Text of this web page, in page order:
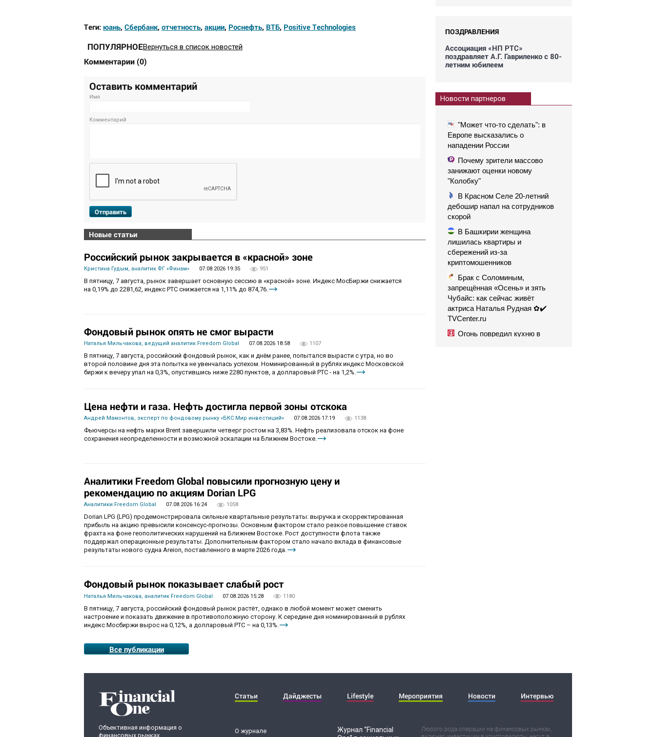
Теги: юань, Сбербанк, отчетность, акции, Роснефть, ВТБ, Positive Technologies
ПОПУЛЯРНОЕВернуться в список новостей
Комментарии (0)
Оставить комментарий
Имя
Комментарий
Отправить
Новые статьи
Российский рынок закрывается в «красной» зоне
Кристина Гудым, аналитик ФГ «Финам» 07.08.2026 19:35 951
В пятницу, 7 августа, рынок завершает основную сессию в «красной» зоне. Индекс МосБиржи снижается
на 0,19% до 2281,62, индекс РТС снижается на 1,11% до 874,76.
Фондовый рынок опять не смог вырасти
Наталья Мильчакова, ведущий аналитик Freedom Global 07.08.2026 18:58 1107
В пятницу, 7 августа, российский фондовый рынок, как и днём ранее, попытался вырасти с утра, но во
второй половине дня эта попытка не увенчалась успехом. Номинированный в рублях индекс Московской
биржи к вечеру упал на 0,3%, опустившись ниже 2280 пунктов, а долларовый РТС - на 1,2%.
Цена нефти и газа. Нефть достигла первой зоны отскока
Андрей Мамонтов, эксперт по фондовому рынку «БКС Мир инвестиций» 07.08.2026 17:19 1138
Фьючерсы на нефть марки Brent завершили четверг ростом на 3,83%. Нефть реализовала отскок на фоне
сохранения неопределенности и возможной эскалации на Ближнем Востоке.
Аналитики Freedom Global повысили прогнозную цену и
рекомендацию по акциям Dorian LPG
Аналитики Freedom Global 07.08.2026 16:24 1058
Dorian LPG (LPG) продемонстрировала сильные квартальные результаты: выручка и скорректированная
прибыль на акцию превысили консенсус-прогнозы. Основным фактором стало резкое повышение ставок
фрахта на фоне геополитических нарушений на Ближнем Востоке. Рост доступности флота также
поддержал операционные результаты. Дополнительным фактором стало начало вклада в финансовые
результаты нового судна Areion, поставленного в марте 2026 года.
Фондовый рынок показывает слабый рост
Наталья Мильчакова, аналитик Freedom Global 07.08.2026 15:28 1180
В пятницу, 7 августа, российский фондовый рынок растёт, однако в любой момент может сменить
настроение и показать движение в противоположную сторону. К середине дня номинированный в рублях
индекс Мосбиржи вырос на 0,12%, а долларовый РТС – на 0,13%.
Все публикации
ПОЗДРАВЛЕНИЯ
Ассоциация «НП РТС»
поздравляет А.Г. Гавриленко с 80-
летним юбилеем
Новости партнеров
"Может что-то сделать": в
Европе высказались о
нападении России
Почему зрители массово
занижают оценки новому
"Колобку"
В Красном Селе 20-летний
дебошир напал на сотрудников
скорой
В Башкирии женщина
лишилась квартиры и
сбережений из-за
криптомошенников
Брак с Соломиным,
запрещённая «Осень» и зять
Чубайс: как сейчас живёт
актриса Наталья Рудная ✿✔️
TVCenter.ru
Огонь повредил кухню в
Объективная информация о
финансовых рынках,
Статьи Дайджесты Lifestyle Мероприятия Новости Интервью
О журнале
Журнал “Financial
Любого рода операции на финансовых рынках,